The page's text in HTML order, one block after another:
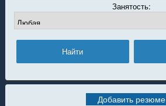
Занятость:
Добавить резюме